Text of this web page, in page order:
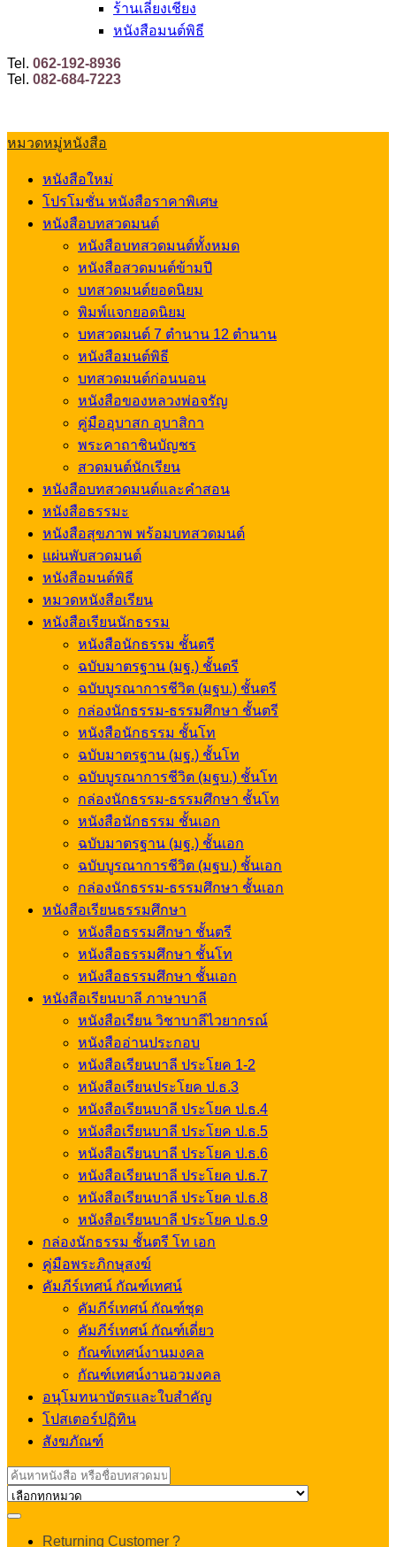
ร้านเลี่ยงเชียง
หนังสือมนต์พิธี
Tel. 062-192-8936
Tel. 082-684-7223
หมวดหมู่หนังสือ
หนังสือใหม่
โปรโมชั่น หนังสือราคาพิเศษ
หนังสือบทสวดมนต์
หนังสือบทสวดมนต์ทั้งหมด
หนังสือสวดมนต์ข้ามปี
บทสวดมนต์ยอดนิยม
พิมพ์แจกยอดนิยม
บทสวดมนต์ 7 ตำนาน 12 ตำนาน
หนังสือมนต์พิธี
บทสวดมนต์ก่อนนอน
หนังสือของหลวงพ่อจรัญ
คู่มืออุบาสก อุบาสิกา
พระคาถาชินบัญชร
สวดมนต์นักเรียน
หนังสือบทสวดมนต์และคำสอน
หนังสือธรรมะ
หนังสือสุขภาพ พร้อมบทสวดมนต์
แผ่นพับสวดมนต์
หนังสือมนต์พิธี
หมวดหนังสือเรียน
หนังสือเรียนนักธรรม
หนังสือนักธรรม ชั้นตรี
ฉบับมาตรฐาน (มฐ.) ชั้นตรี
ฉบับบูรณาการชีวิต (มฐบ.) ชั้นตรี
กล่องนักธรรม-ธรรมศึกษา ชั้นตรี
หนังสือนักธรรม ชั้นโท
ฉบับมาตรฐาน (มฐ.) ชั้นโท
ฉบับบูรณาการชีวิต (มฐบ.) ชั้นโท
กล่องนักธรรม-ธรรมศึกษา ชั้นโท
หนังสือนักธรรม ชั้นเอก
ฉบับมาตรฐาน (มฐ.) ชั้นเอก
ฉบับบูรณาการชีวิต (มฐบ.) ชั้นเอก
กล่องนักธรรม-ธรรมศึกษา ชั้นเอก
หนังสือเรียนธรรมศึกษา
หนังสือธรรมศึกษา ชั้นตรี
หนังสือธรรมศึกษา ชั้นโท
หนังสือธรรมศึกษา ชั้นเอก
หนังสือเรียนบาลี ภาษาบาลี
หนังสือเรียน วิชาบาลีไวยากรณ์
หนังสืออ่านประกอบ
หนังสือเรียนบาลี ประโยค 1-2
หนังสือเรียนประโยค ป.ธ.3
หนังสือเรียนบาลี ประโยค ป.ธ.4
หนังสือเรียนบาลี ประโยค ป.ธ.5
หนังสือเรียนบาลี ประโยค ป.ธ.6
หนังสือเรียนบาลี ประโยค ป.ธ.7
หนังสือเรียนบาลี ประโยค ป.ธ.8
หนังสือเรียนบาลี ประโยค ป.ธ.9
กล่องนักธรรม ชั้นตรี โท เอก
คู่มือพระภิกษุสงฆ์
คัมภีร์เทศน์ กัณฑ์เทศน์
คัมภีร์เทศน์ กัณฑ์ชุด
คัมภีร์เทศน์ กัณฑ์เดี่ยว
กัณฑ์เทศน์งานมงคล
กัณฑ์เทศน์งานอวมงคล
อนุโมทนาบัตรและใบสำคัญ
โปสเตอร์ปฏิทิน
สังฆภัณฑ์
Search
for:
Returning Customer ?